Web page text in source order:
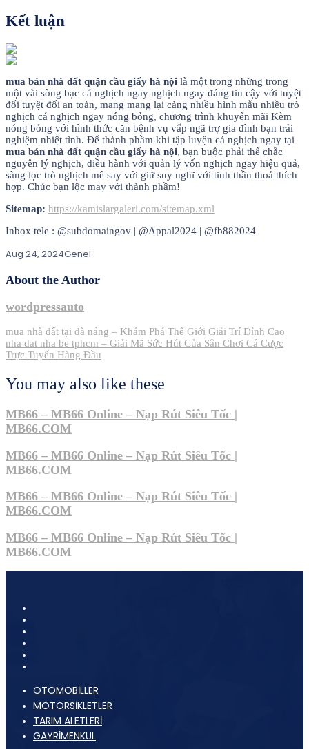
Kết luận
mua bán nhà đất quận cầu giấy hà nội là một trong những trong
một vài sòng bạc cá nghịch ngay nghịch ngay đáng tin cậy với tuyệt
đối tuyệt đối an toàn, mang mang lại càng nhiều hình mẫu nhiều trò
nghịch cá nghịch ngay nóng bỏng, chương trình khuyến mãi Kèm
nóng bỏng với hình thức căn bệnh vụ vấp ngã trợ gia đình bạn trải
nghiệm nhiệt tình. Để thành phầm khi tập luyện cá nghịch ngay tại
mua bán nhà đất quận cầu giấy hà nội, bạn buộc phải thế chắc
nguyên lý nghịch, điều hành với quản lý vốn nghịch ngay hiệu quả,
sàng lọc trò nghịch mê say với giữ suy nghĩ với tinh thần thoả thích
hợp. Chúc bạn lộc may với thành phầm!
Sitemap: https://kamislargaleri.com/sitemap.xml
Inbox tele : @subdomaingov | @Appal2024 | @fb882024
Aug 24, 2024Genel
About the Author
wordpressauto
Post
navigation
mua nhà đất tại đà nẵng – Khám Phá Thế Giới Giải Trí Đỉnh Cao
nha dat nha be tphcm – Giải Mã Sức Hút Của Sân Chơi Cá Cược
Trực Tuyến Hàng Đầu
You may also like these
MB66 – MB66 Online – Nạp Rút Siêu Tốc |
MB66.COM
MB66 – MB66 Online – Nạp Rút Siêu Tốc |
MB66.COM
MB66 – MB66 Online – Nạp Rút Siêu Tốc |
MB66.COM
MB66 – MB66 Online – Nạp Rút Siêu Tốc |
MB66.COM
OTOMOBİLLER
MOTORSİKLETLER
TARIM ALETLERİ
GAYRİMENKUL